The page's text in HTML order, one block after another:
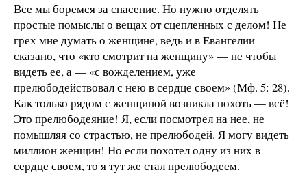
Все мы боремся за спасение. Но нужно отделять
простые помыслы о вещах от сцепленных с делом! Не
грех мне думать о женщине, ведь и в Евангелии
сказано, что «кто смотрит на женщину» — не чтобы
видеть ее, а — «с вожделением, уже
прелюбодействовал с нею в сердце своем» (Мф. 5: 28).
Как только рядом с женщиной возникла похоть — всё!
Это прелюбодеяние! Я, если посмотрел на нее, не
помышляя со страстью, не прелюбодей. Я могу видеть
миллион женщин! Но если похотел одну из них в
сердце своем, то я тут же стал прелюбодеем.